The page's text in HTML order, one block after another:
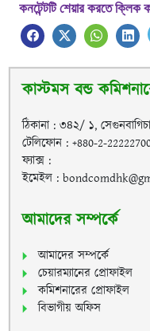
কনটেন্টটি শেয়ার করতে ক্লিক
কাস্টমস বন্ড
ঠিকানা : ৩৪২/ ১,
টেলিফোন : +880-2-
ফ্যাক্স :
ইমেইল :
আমাদের সম্পর্কে
আমাদের সম্পর্কে
চেয়ারম্যানের প্রোফাইল
কমিশনারের প্রোফাইল
বিভাগীয় অফিস